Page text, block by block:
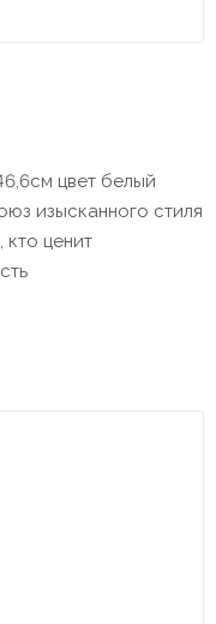
цвет белый
изысканного стиля
кто ценит